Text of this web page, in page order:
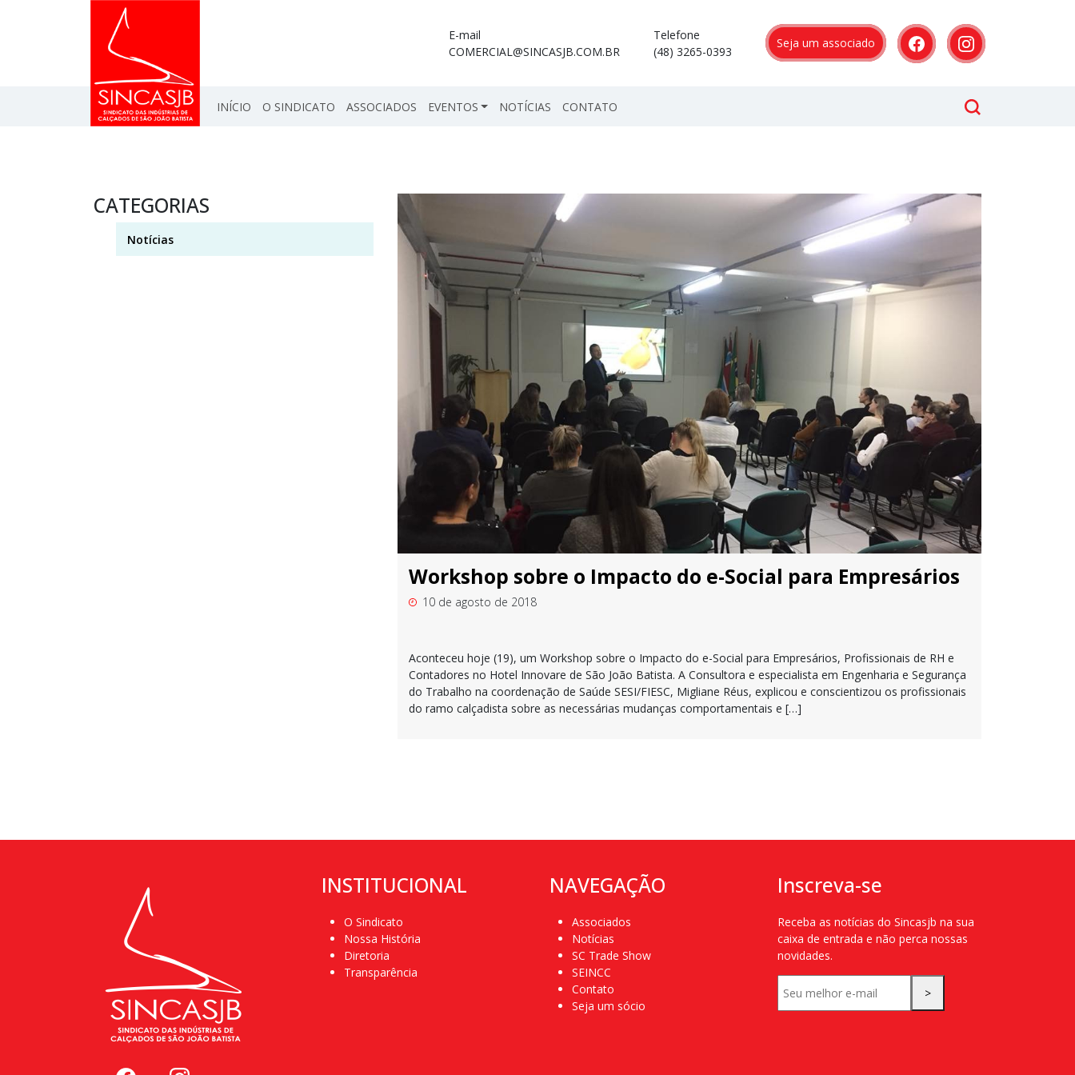
E-mail
COMERCIAL@SINCASJB.COM.BR
Telefone
(48) 3265-0393
Seja um associado
INÍCIO O SINDICATO ASSOCIADOS EVENTOS NOTÍCIAS CONTATO
Workshop sobre o Impacto do e-Social para Empresários
10 de agosto de 2018
Aconteceu hoje (19), um Workshop sobre o Impacto do e-Social para Empresários, Profissionais de RH e
Contadores no Hotel Innovare de São João Batista. A Consultora e especialista em Engenharia e Segurança
do Trabalho na coordenação de Saúde SESI/FIESC, Migliane Réus, explicou e conscientizou os profissionais
do ramo calçadista sobre as necessárias mudanças comportamentais e […]
CATEGORIAS
Notícias
INSTITUCIONAL
O Sindicato
Nossa História
Diretoria
Transparência
NAVEGAÇÃO
Associados
Notícias
SC Trade Show
SEINCC
Contato
Seja um sócio
Inscreva-se
Receba as notícias do Sincasjb na sua
caixa de entrada e não perca nossas
novidades.
>